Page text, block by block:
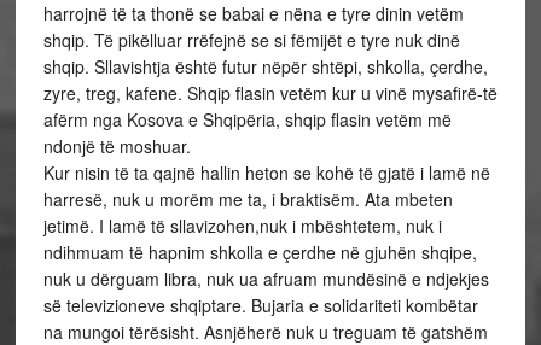
harrojnë të ta thonë se babai e nëna e tyre dinin vetëm
shqip. Të pikëlluar rrëfejnë se si fëmijët e tyre nuk dinë
shqip. Sllavishtja është futur nëpër shtëpi, shkolla, çerdhe,
zyre, treg, kafene. Shqip flasin vetëm kur u vinë mysafirë-të
afërm nga Kosova e Shqipëria, shqip flasin vetëm më
ndonjë të moshuar.
Kur nisin të ta qajnë hallin heton se kohë të gjatë i lamë në
harresë, nuk u morëm me ta, i braktisëm. Ata mbeten
jetimë. I lamë të sllavizohen,nuk i mbështetem, nuk i
ndihmuam të hapnim shkolla e çerdhe në gjuhën shqipe,
nuk u dërguam libra, nuk ua afruam mundësinë e ndjekjes
së televizioneve shqiptare. Bujaria e solidariteti kombëtar
na mungoi tërësisht. Asnjëherë nuk u treguam të gatshëm